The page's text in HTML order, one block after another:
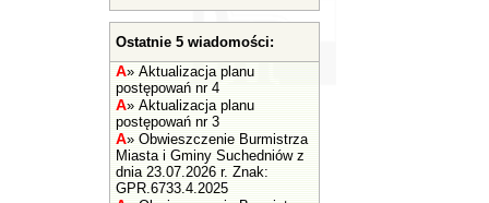
Ostatnie 5 wiadomości:
A» Aktualizacja planu
postępowań nr 4
A» Aktualizacja planu
postępowań nr 3
A» Obwieszczenie Burmistrza
Miasta i Gminy Suchedniów z
dnia 23.07.2026 r. Znak:
GPR.6733.4.2025